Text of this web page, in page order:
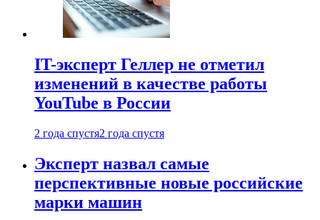
IT-эксперт Геллер не отметил
изменений в качестве работы
YouTube в России
2 года спустя2 года спустя
Эксперт назвал самые
перспективные новые российские
марки машин